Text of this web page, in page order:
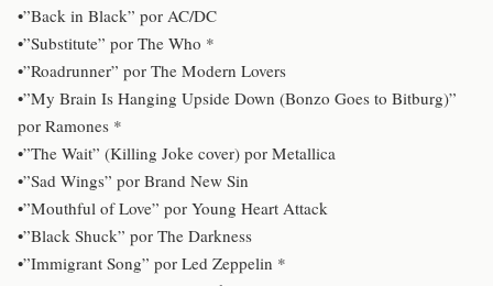
•”Back in Black” por AC/DC
•”Substitute” por The Who *
•”Roadrunner” por The Modern Lovers
•”My Brain Is Hanging Upside Down (Bonzo Goes to Bitburg)”
por Ramones *
•”The Wait” (Killing Joke cover) por Metallica
•”Sad Wings” por Brand New Sin
•”Mouthful of Love” por Young Heart Attack
•”Black Shuck” por The Darkness
•”Immigrant Song” por Led Zeppelin *